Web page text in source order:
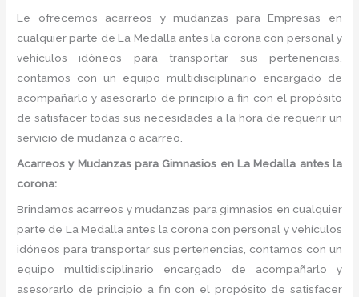
Le ofrecemos acarreos y mudanzas para Empresas en
cualquier parte de La Medalla antes la corona con personal y
vehículos idóneos para transportar sus pertenencias,
contamos con un equipo multidisciplinario encargado de
acompañarlo y asesorarlo de principio a fin con el propósito
de satisfacer todas sus necesidades a la hora de requerir un
servicio de mudanza o acarreo.
Acarreos y Mudanzas para Gimnasios en La Medalla antes la
corona:
Brindamos acarreos y mudanzas para gimnasios en cualquier
parte de La Medalla antes la corona con personal y vehículos
idóneos para transportar sus pertenencias, contamos con un
equipo multidisciplinario encargado de acompañarlo y
asesorarlo de principio a fin con el propósito de satisfacer